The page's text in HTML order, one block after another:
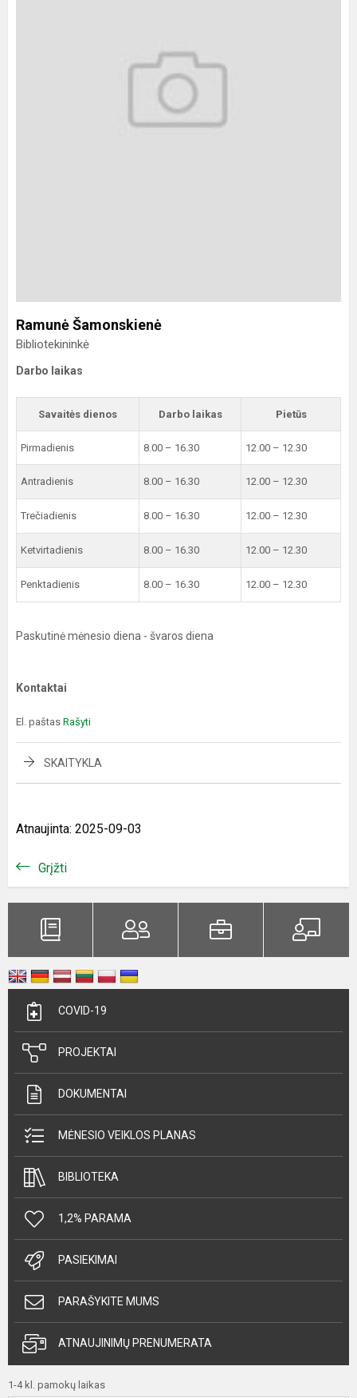
Ramunė Šamonskienė
Bibliotekininkė
Darbo laikas
Savaitės dienos Darbo laikas Pietūs
Pirmadienis 8.00 – 16.30 12.00 – 12.30
Antradienis 8.00 – 16.30 12.00 – 12.30
Trečiadienis 8.00 – 16.30 12.00 – 12.30
Ketvirtadienis 8.00 – 16.30 12.00 – 12.30
Penktadienis 8.00 – 16.30 12.00 – 12.30
Paskutinė mėnesio diena - švaros diena
Kontaktai
El. paštas Rašyti
SKAITYKLA
Atnaujinta: 2025-09-03
Grįžti
COVID-19
PROJEKTAI
DOKUMENTAI
MĖNESIO VEIKLOS PLANAS
BIBLIOTEKA
1,2% PARAMA
PASIEKIMAI
PARAŠYKITE MUMS
ATNAUJINIMŲ PRENUMERATA
1-4 kl. pamokų laikas